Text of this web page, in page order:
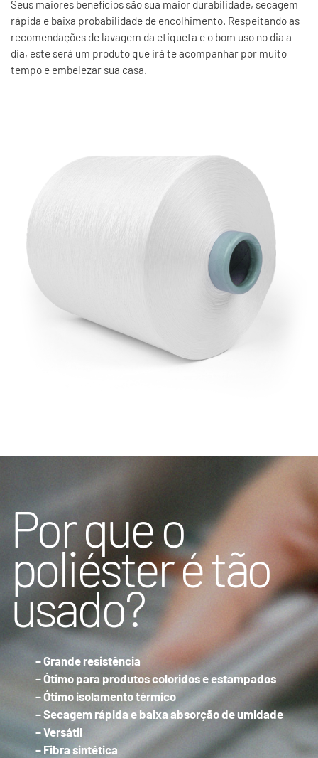
Seus maiores benefícios são sua maior durabilidade, secagem
rápida e baixa probabilidade de encolhimento. Respeitando as
recomendações de lavagem da etiqueta e o bom uso no dia a
dia, este será um produto que irá te acompanhar por muito
tempo e embelezar sua casa.
Por que o
poliéster é tão
usado?
– Grande resistência
– Ótimo para produtos coloridos e estampados
– Ótimo isolamento térmico
– Secagem rápida e baixa absorção de umidade
– Versátil
– Fibra sintética